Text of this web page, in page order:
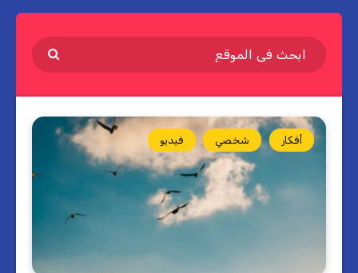
أفكار شخصي فيديو